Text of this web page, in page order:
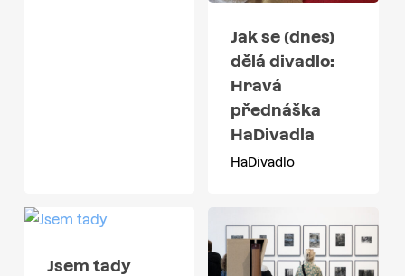
Jak se (dnes)
dělá divadlo:
Hravá
přednáška
HaDivadla
HaDivadlo
Jsem tady